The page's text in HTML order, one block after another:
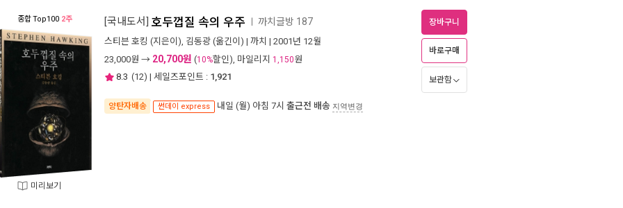
종합Top100 2주
미리보기
[국내도서] 호두껍질 속의 우주 까치글방 187
스티븐 호킹 (지은이), 김동광 (옮긴이) | 까치 | 2001년 12월
23,000원 → 20,700원 (10%할인), 마일리지 1,150원
8.3 (12) | 세일즈포인트 : 1,921
양탄자배송 썬데이 express 내일 (월) 아침 7시 출근전 배송 지역변경
장바구니
바로구매
보관함